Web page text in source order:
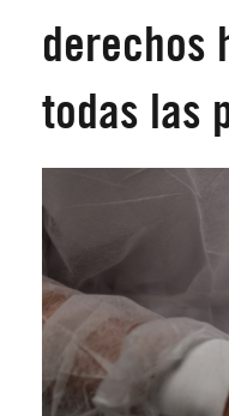
derechos
todas las